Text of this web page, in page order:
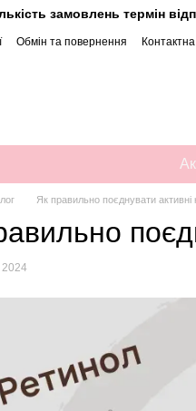
замовлень термін
Обмін та повернення
Як правильно поєднувати